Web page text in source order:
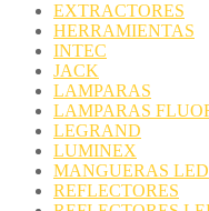
EXTRACTORES
HERRAMIENTAS
INTEC
JACK
LAMPARAS
LAMPARAS
LEGRAND
LUMINEX
MANGUERAS LED
REFLECTORES